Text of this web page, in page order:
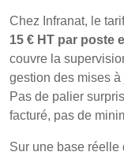
Chez Infranat, le
15 € HT par poste
couvre la
gestion des mises
Pas de palier
facturé, pas de
Sur une base réelle